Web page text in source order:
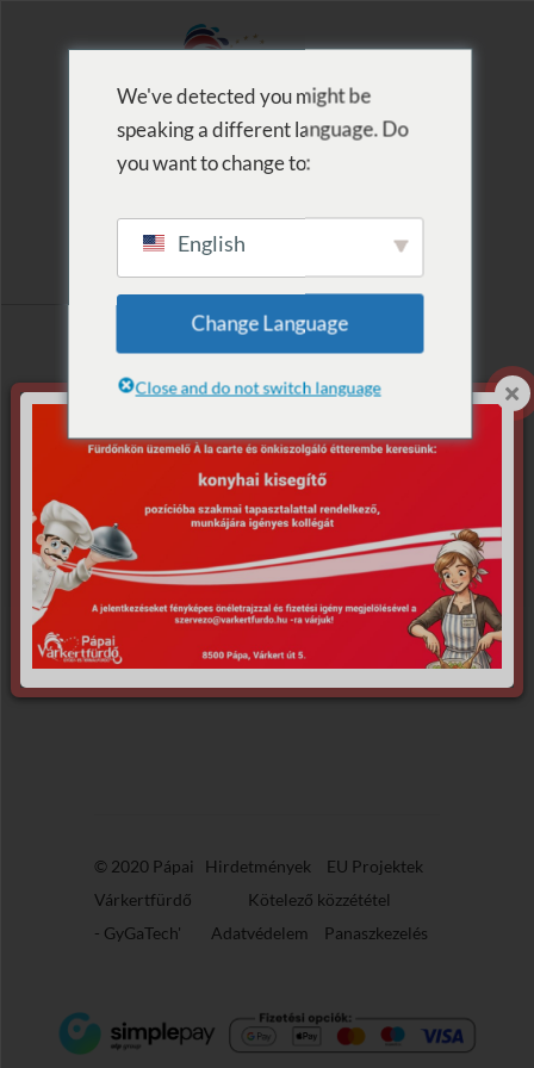
Termék szerinti
lista: Strand
© 2020 Pápai
Várkertfürdő
- GyGaTech'
Hirdetmények
EU Projektek
Kötelező közzététel
Adatvédelem
Panaszkezelés
We've detected you might be
speaking a different language. Do
you want to change to:
English
Change Language
Close and do not switch language